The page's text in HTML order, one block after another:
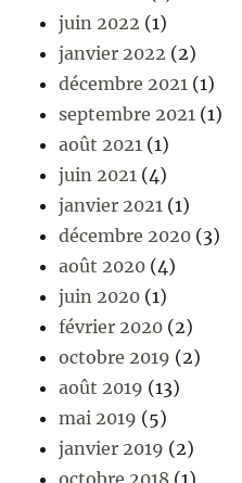
juin 2022 (1)
janvier 2022 (2)
décembre 2021 (1)
septembre 2021 (1)
août 2021 (1)
juin 2021 (4)
janvier 2021 (1)
décembre 2020 (3)
août 2020 (4)
juin 2020 (1)
février 2020 (2)
octobre 2019 (2)
août 2019 (13)
mai 2019 (5)
janvier 2019 (2)